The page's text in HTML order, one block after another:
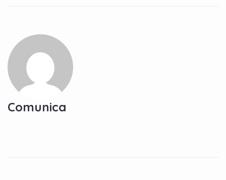
Comunica